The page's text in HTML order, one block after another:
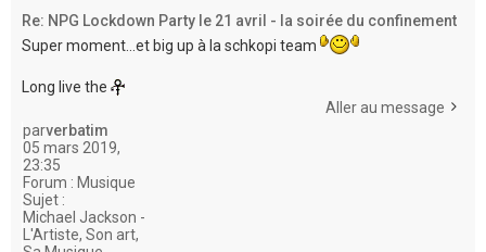
Re: NPG Lockdown Party le 21 avril - la soirée du confinement
Super moment...et big up à la schkopi team
Long live the
Aller au message
parverbatim
05 mars 2019,
23:35
Forum : Musique
Sujet :
Michael Jackson -
L'Artiste, Son art,